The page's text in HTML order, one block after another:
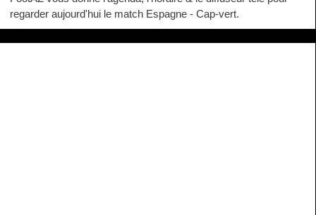
regarder aujourd'hui le match Espagne - Cap-vert.